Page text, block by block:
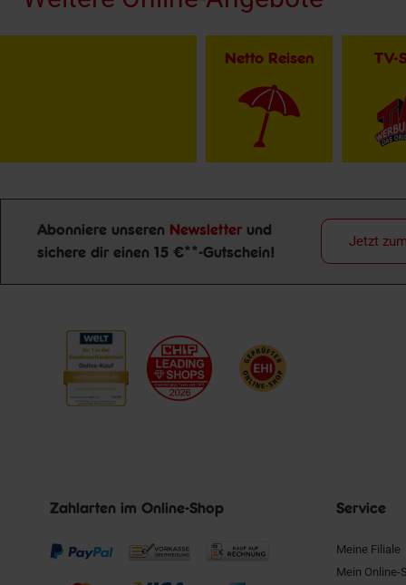
Netto Reisen TV-
Newsletter Anmeldung
Abonniere unseren Newsletter und
sichere dir einen 15 €**-Gutschein!
Jetzt
Zahlarten im Online-Shop Service
Meine Filiale
Mein Online-